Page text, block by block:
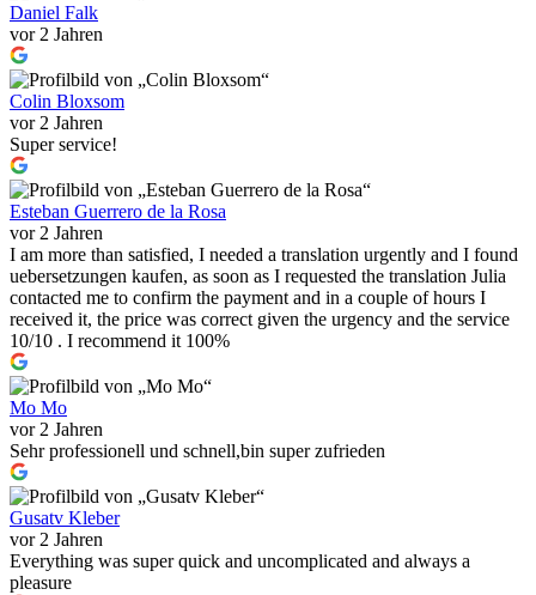
Daniel Falk
vor 2 Jahren
Colin Bloxsom
vor 2 Jahren
Super service!
Esteban Guerrero de la Rosa
vor 2 Jahren
I am more than satisfied, I needed a translation urgently and I found
uebersetzungen kaufen, as soon as I requested the translation Julia
contacted me to confirm the payment and in a couple of hours I
received it, the price was correct given the urgency and the service
10/10 . I recommend it 100%
Mo Mo
vor 2 Jahren
Sehr professionell und schnell,bin super zufrieden
Gusatv Kleber
vor 2 Jahren
Everything was super quick and uncomplicated and always a
pleasure